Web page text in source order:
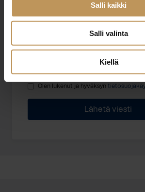
Salli kaikki
Salli valinta
Kiellä
Olen lukenut ja hyväksyn